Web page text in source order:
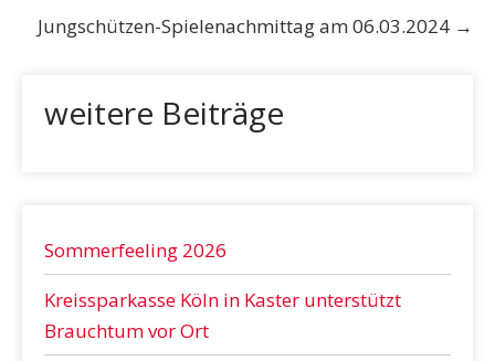
Jungschützen-Spielenachmittag am 06.03.2024 →
weitere Beiträge
Sommerfeeling 2026
Kreissparkasse Köln in Kaster unterstützt
Brauchtum vor Ort